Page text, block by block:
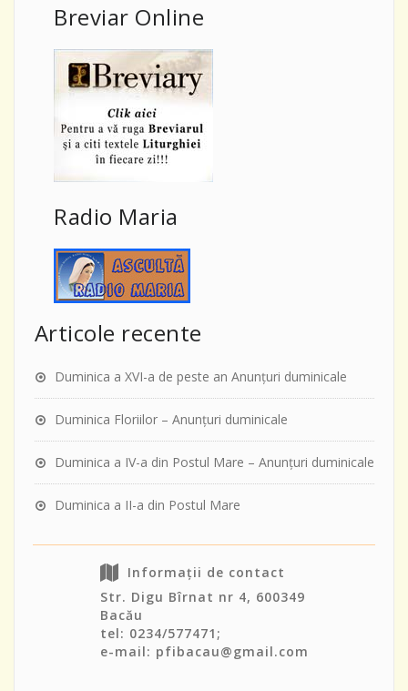
Breviar Online
Radio Maria
Articole recente
Duminica a XVI-a de peste an Anunţuri duminicale
Duminica Floriilor – Anunţuri duminicale
Duminica a IV-a din Postul Mare – Anunţuri duminicale
Duminica a II-a din Postul Mare
Informații de contact
Str. Digu Bîrnat nr 4, 600349
Bacău
tel: 0234/577471;
e-mail: pfibacau@gmail.com